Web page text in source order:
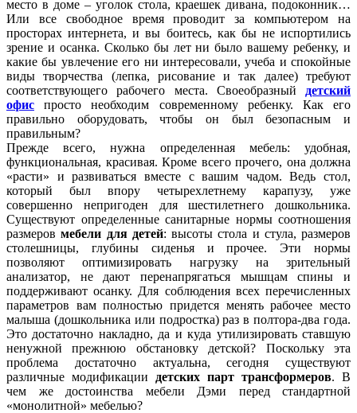
место в доме – уголок стола, краешек дивана, подоконник…
Или все свободное время проводит за компьютером на
просторах интернета, и вы боитесь, как бы не испортились
зрение и осанка. Сколько бы лет ни было вашему ребенку, и
какие бы увлечение его ни интересовали, учеба и спокойные
виды творчества (лепка, рисование и так далее) требуют
соответствующего рабочего места. Своеобразный детский
офис просто необходим современному ребенку. Как его
правильно оборудовать, чтобы он был безопасным и
правильным?
Прежде всего, нужна определенная мебель: удобная,
функциональная, красивая. Кроме всего прочего, она должна
«расти» и развиваться вместе с вашим чадом. Ведь стол,
который был впору четырехлетнему карапузу, уже
совершенно непригоден для шестилетнего дошкольника.
Существуют определенные санитарные нормы соотношения
размеровмебели для детей: высоты стола и стула, размеров
столешницы, глубины сиденья и прочее. Эти нормы
позволяют оптимизировать нагрузку на зрительный
анализатор, не дают перенапрягаться мышцам спины и
поддерживают осанку. Для соблюдения всех перечисленных
параметров вам полностью придется менять рабочее место
малыша (дошкольника или подростка) раз в полтора-два года.
Это достаточно накладно, да и куда утилизировать ставшую
ненужной прежнюю обстановку детской? Поскольку эта
проблема достаточно актуальна, сегодня существуют
различные модификации детских парт трансформеров. В
чем же достоинства мебели Дэми перед стандартной
«монолитной» мебелью?